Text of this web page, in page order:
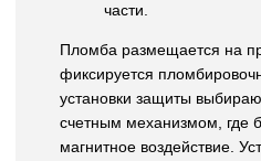
части.
Пломба размещается на
фиксируется
установки защиты
счетным механизмом, где
магнитное воздействие.